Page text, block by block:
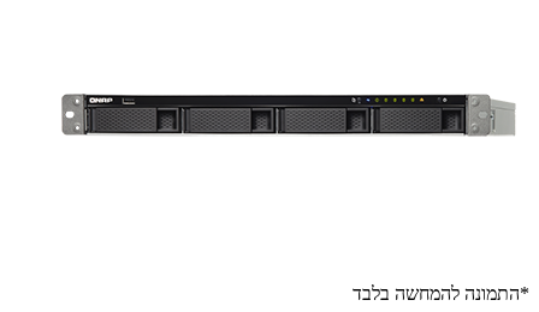
*התמונה להמחשה בלבד